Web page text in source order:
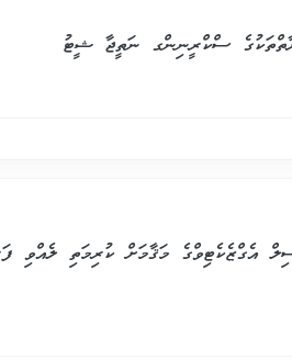
ސްކްރީނިންގ ނަތީޖާ ޝީޓު
އެގްޒެކެޓިވްގެ މަޤާމަށް ކުރިމަތި ލެއްވި